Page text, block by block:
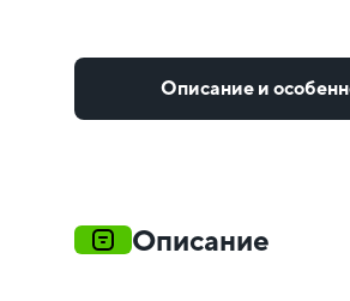
Описание и
Описание